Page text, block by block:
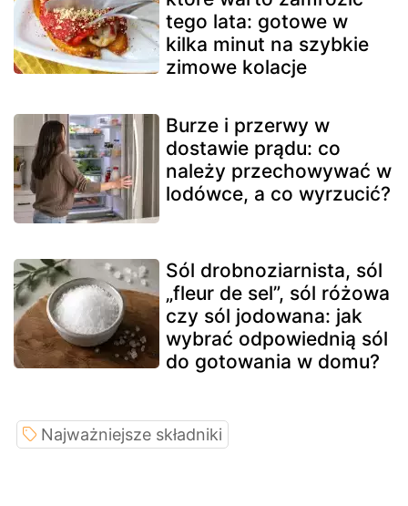
tego lata: gotowe w
kilka minut na szybkie
zimowe kolacje
Burze i przerwy w
dostawie prądu: co
należy przechowywać w
lodówce, a co wyrzucić?
Sól drobnoziarnista, sól
„fleur de sel”, sól różowa
czy sól jodowana: jak
wybrać odpowiednią sól
do gotowania w domu?
Najważniejsze składniki